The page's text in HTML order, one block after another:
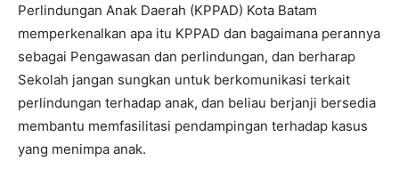
Perlindungan Anak Daerah (KPPAD) Kota Batam
memperkenalkan apa itu KPPAD dan bagaimana perannya
sebagai Pengawasan dan perlindungan, dan berharap
Sekolah jangan sungkan untuk berkomunikasi terkait
perlindungan terhadap anak, dan beliau berjanji bersedia
membantu memfasilitasi pendampingan terhadap kasus
yang menimpa anak.